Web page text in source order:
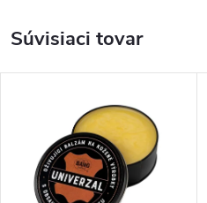
Súvisiaci tovar